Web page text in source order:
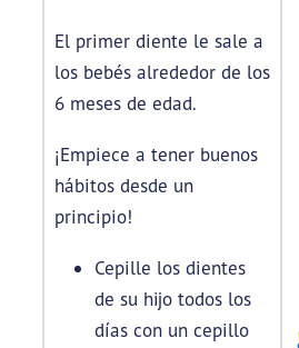
El primer diente le sale a
los bebés alrededor de los
6 meses de edad.
¡Empiece a tener buenos
hábitos desde un
principio!
Cepille los dientes
de su hijo todos los
días con un cepillo